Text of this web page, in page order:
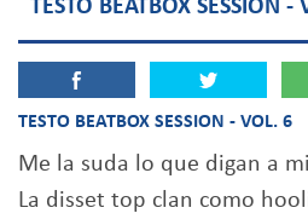
TESTO BEATBOX SESSION -
TESTO BEATBOX SESSION - VOL. 6
Me la suda lo que digan a
La disset top clan como